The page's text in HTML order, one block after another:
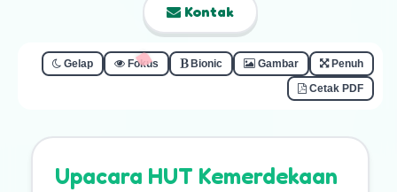
Kontak
Gelap Fokus Bionic Gambar
Penuh
Cetak PDF
Upacara HUT Kemerdekaan